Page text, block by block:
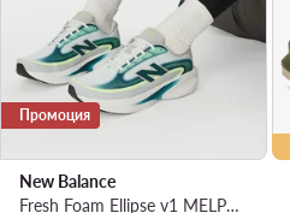
Промоция
New Balance
Fresh Foam Ellipse v1 MELPS4B2 · Маратонки за бягане